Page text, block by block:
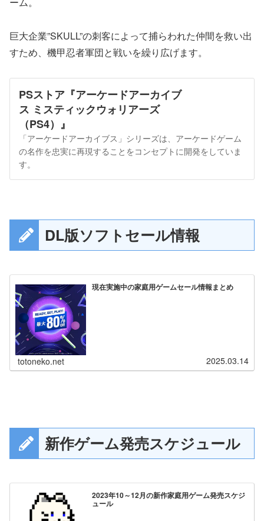
巨大企業”SKULL”の刺客によって捕らわれた仲間を救い出
すため、機甲忍者軍団と戦いを繰り広げます。
PSストア『アーケードアーカイブ
ス ミスティックウォリアーズ
（PS4）』
「アーケードアーカイブス」シリーズは、アーケードゲーム
の名作を忠実に再現することをコンセプトに開発をしていま
す。
DL版ソフトセール情報
現在実施中の家庭用ゲームセール情報まとめ
totoneko.net 2025.03.14
新作ゲーム発売スケジュール
2023年10～12月の新作家庭用ゲーム発売スケジ
ュール